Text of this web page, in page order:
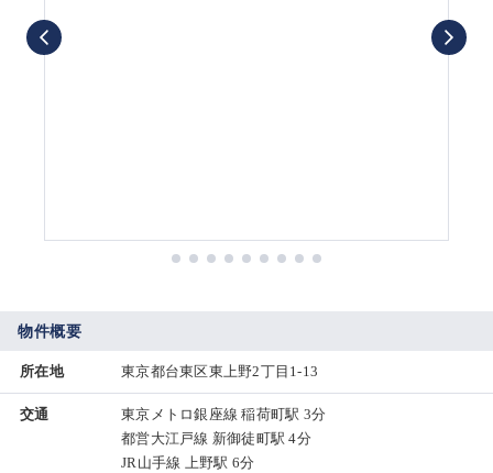
物件概要
所在地 東京都台東区東上野2丁目1-13
交通
東京メトロ銀座線 稲荷町駅 3分
都営大江戸線 新御徒町駅 4分
JR山手線 上野駅 6分